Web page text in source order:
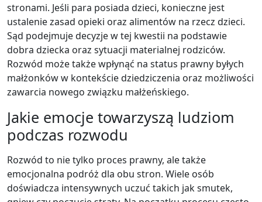
stronami. Jeśli para posiada dzieci, konieczne jest
ustalenie zasad opieki oraz alimentów na rzecz dzieci.
Sąd podejmuje decyzje w tej kwestii na podstawie
dobra dziecka oraz sytuacji materialnej rodziców.
Rozwód może także wpłynąć na status prawny byłych
małżonków w kontekście dziedziczenia oraz możliwości
zawarcia nowego związku małżeńskiego.
Jakie emocje towarzyszą ludziom
podczas rozwodu
Rozwód to nie tylko proces prawny, ale także
emocjonalna podróż dla obu stron. Wiele osób
doświadcza intensywnych uczuć takich jak smutek,